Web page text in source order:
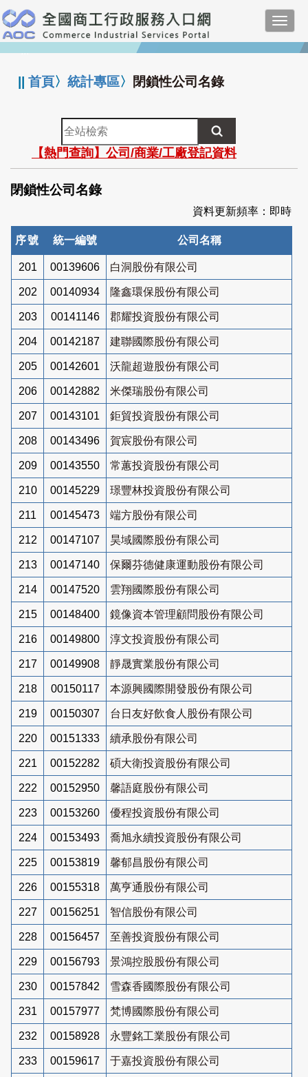
跳
到
主
要
:::
||首頁〉統計專區〉 閉鎖性公司名錄
全
站
檢
索
【熱門查詢】公司/商業/工廠登記資料
閉鎖性公司名錄
資料更新頻率：即時
序號 統一編號 公司名稱
201 00139606 白洞股份有限公司
202 00140934 隆鑫環保股份有限公司
203 00141146 郡耀投資股份有限公司
204 00142187 建聯國際股份有限公司
205 00142601 沃龍超遊股份有限公司
206 00142882 米傑瑞股份有限公司
207 00143101 鉅貿投資股份有限公司
208 00143496 賀宸股份有限公司
209 00143550 常蕙投資股份有限公司
210 00145229 璟豐林投資股份有限公司
211 00145473 端方股份有限公司
212 00147107 昊域國際股份有限公司
213 00147140 保爾芬德健康運動股份有限公司
214 00147520 雲翔國際股份有限公司
215 00148400 鏡像資本管理顧問股份有限公司
216 00149800 淳文投資股份有限公司
217 00149908 靜晟實業股份有限公司
218 00150117 本源興國際開發股份有限公司
219 00150307 台日友好飲食人股份有限公司
220 00151333 續承股份有限公司
221 00152282 碩大衛投資股份有限公司
222 00152950 馨語庭股份有限公司
223 00153260 優程投資股份有限公司
224 00153493 喬旭永續投資股份有限公司
225 00153819 馨郁昌股份有限公司
226 00155318 萬亨通股份有限公司
227 00156251 智信股份有限公司
228 00156457 至善投資股份有限公司
229 00156793 景鴻控股股份有限公司
230 00157842 雪森香國際股份有限公司
231 00157977 梵博國際股份有限公司
232 00158928 永豐銘工業股份有限公司
233 00159617 于嘉投資股份有限公司